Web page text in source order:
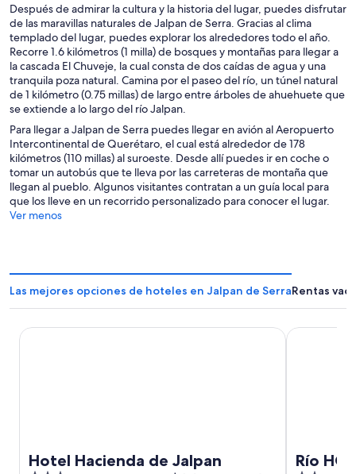
Después de admirar la cultura y la historia del lugar, puedes disfrutar
de las maravillas naturales de Jalpan de Serra. Gracias al clima
templado del lugar, puedes explorar los alrededores todo el año.
Recorre 1.6 kilómetros (1 milla) de bosques y montañas para llegar a
la cascada El Chuveje, la cual consta de dos caídas de agua y una
tranquila poza natural. Camina por el paseo del río, un túnel natural
de 1 kilómetro (0.75 millas) de largo entre árboles de ahuehuete que
se extiende a lo largo del río Jalpan.
Para llegar a Jalpan de Serra puedes llegar en avión al Aeropuerto
Intercontinental de Querétaro, el cual está alrededor de 178
kilómetros (110 millas) al suroeste. Desde allí puedes ir en coche o
tomar un autobús que te lleva por las carreteras de montaña que
llegan al pueblo. Algunos visitantes contratan a un guía local para
que los lleve en un recorrido personalizado para conocer el lugar.
Ver menos
Las mejores opciones de hoteles en Jalpan de SerraRentas
Hotel Hacienda de Jalpan
Hotel Hacienda de Jalpan
Río
Río HOTEL